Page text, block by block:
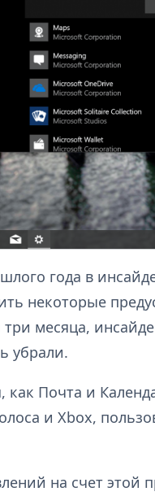
года в
некоторые
три месяца,
убрали.
как Почта и
и Xbox,
на счет